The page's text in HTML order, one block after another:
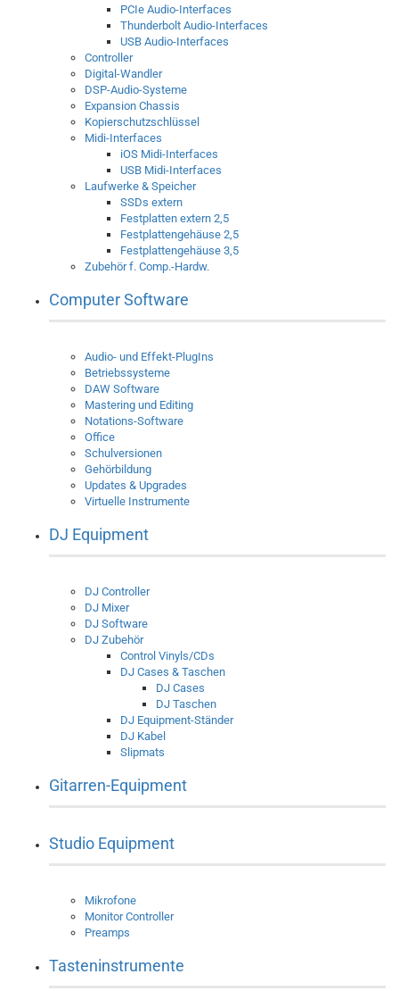
PCIe Audio-Interfaces
Thunderbolt Audio-Interfaces
USB Audio-Interfaces
Controller
Digital-Wandler
DSP-Audio-Systeme
Expansion Chassis
Kopierschutzschlüssel
Midi-Interfaces
iOS Midi-Interfaces
USB Midi-Interfaces
Laufwerke & Speicher
SSDs extern
Festplatten extern 2,5
Festplattengehäuse 2,5
Festplattengehäuse 3,5
Zubehör f. Comp.-Hardw.
Computer Software
Audio- und Effekt-PlugIns
Betriebssysteme
DAW Software
Mastering und Editing
Notations-Software
Office
Schulversionen
Gehörbildung
Updates & Upgrades
Virtuelle Instrumente
DJ Equipment
DJ Controller
DJ Mixer
DJ Software
DJ Zubehör
Control Vinyls/CDs
DJ Cases & Taschen
DJ Cases
DJ Taschen
DJ Equipment-Ständer
DJ Kabel
Slipmats
Gitarren-Equipment
Studio Equipment
Mikrofone
Monitor Controller
Preamps
Tasteninstrumente